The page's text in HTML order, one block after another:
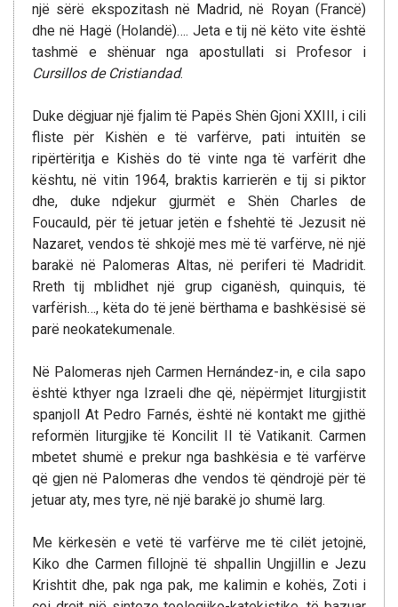
një sërë ekspozitash në Madrid, në Royan (Francë)
dhe në Hagë (Holandë)…. Jeta e tij në këto vite është
tashmë e shënuar nga apostullati si Profesor i
Cursillos de Cristiandad.
Duke dëgjuar një fjalim të Papës Shën Gjoni XXIII, i cili
fliste për Kishën e të varfërve, pati intuitën se
ripërtëritja e Kishës do të vinte nga të varfërit dhe
kështu, në vitin 1964, braktis karrierën e tij si piktor
dhe, duke ndjekur gjurmët e Shën Charles de
Foucauld, për të jetuar jetën e fshehtë të Jezusit në
Nazaret, vendos të shkojë mes më të varfërve, në një
barakë në Palomeras Altas, në periferi të Madridit.
Rreth tij mblidhet një grup ciganësh, quinquis, të
varfërish…, këta do të jenë bërthama e bashkësisë së
parë neokatekumenale.
Në Palomeras njeh Carmen Hernández-in, e cila sapo
është kthyer nga Izraeli dhe që, nëpërmjet liturgjistit
spanjoll At Pedro Farnés, është në kontakt me gjithë
reformën liturgjike të Koncilit II të Vatikanit. Carmen
mbetet shumë e prekur nga bashkësia e të varfërve
që gjen në Palomeras dhe vendos të qëndrojë për të
jetuar aty, mes tyre, në një barakë jo shumë larg.
Me kërkesën e vetë të varfërve me të cilët jetojnë,
Kiko dhe Carmen fillojnë të shpallin Ungjillin e Jezu
Krishtit dhe, pak nga pak, me kalimin e kohës, Zoti i